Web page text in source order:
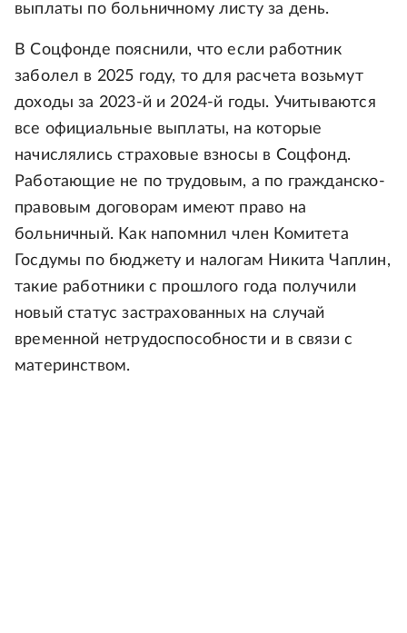
выплаты по больничному листу за день.
В Соцфонде пояснили, что если работник
заболел в 2025 году, то для расчета возьмут
доходы за 2023-й и 2024-й годы. Учитываются
все официальные выплаты, на которые
начислялись страховые взносы в Соцфонд.
Работающие не по трудовым, а по гражданско-
правовым договорам имеют право на
больничный. Как напомнил член Комитета
Госдумы по бюджету и налогам Никита Чаплин,
такие работники с прошлого года получили
новый статус застрахованных на случай
временной нетрудоспособности и в связи с
материнством.